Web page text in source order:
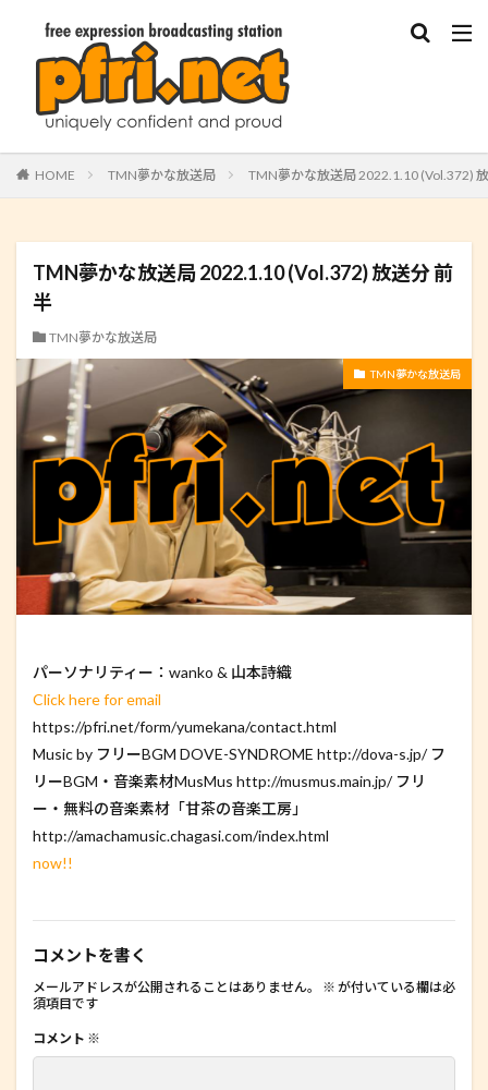
HOME TMN夢かな放送局 TMN夢かな放送局 2022.1.10 (Vol.372)
TMN夢かな放送局 2022.1.10 (Vol.372) 放送分 前
半
TMN夢かな放送局
TMN夢かな放送局
パーソナリティー：wanko & 山本詩織
Click here for email
https://pfri.net/form/yumekana/contact.html
Music by フリーBGM DOVE-SYNDROME http://dova-s.jp/ フ
リーBGM・音楽素材MusMus http://musmus.main.jp/ フリ
ー・無料の音楽素材「甘茶の音楽工房」
http://amachamusic.chagasi.com/index.html
now!!
コメントを書く
メールアドレスが公開されることはありません。 ※ が付いている欄は必
須項目です
コメント ※